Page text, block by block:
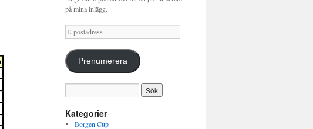
på mina inlägg.
E-
postadress
Prenumerera
Kategorier
Borgen Cup